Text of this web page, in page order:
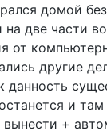
домой
две части
от
другие
данность
и
+